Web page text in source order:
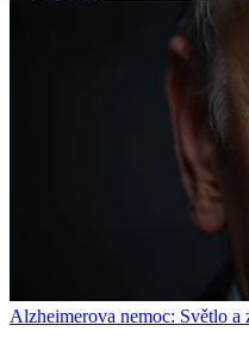
Alzheimerova nemoc: Světlo